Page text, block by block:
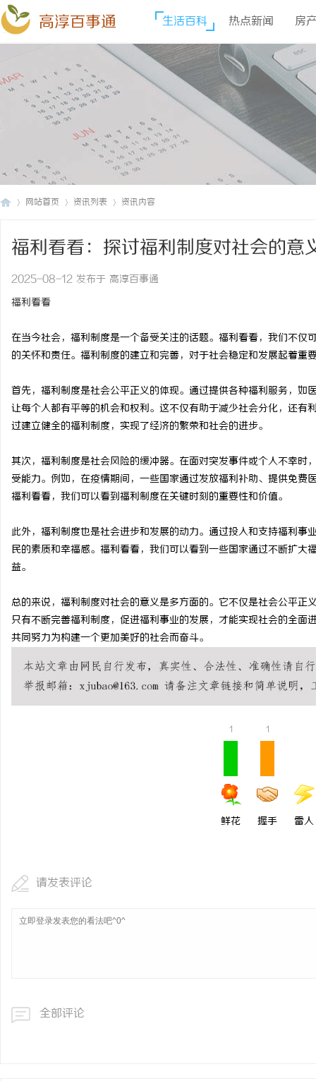
高淳百事通 生活百科 热点新闻 房
网站首页 资讯列表 资讯内容
福利看看：探讨福利制度对社会的意
2025-08-12 发布于 高淳百事通
福利看看
在当今社会，福利制度是一个备受关注的话题。福利看看，我们不
的关怀和责任。福利制度的建立和完善，对于社会稳定和发展起着重
首先，福利制度是社会公平正义的体现。通过提供各种福利服务，
让每个人都有平等的机会和权利。这不仅有助于减少社会分化，还
过建立健全的福利制度，实现了经济的繁荣和社会的进步。
其次，福利制度是社会风险的缓冲器。在面对突发事件或个人不幸
受能力。例如，在疫情期间，一些国家通过发放福利补助、提供免
福利看看，我们可以看到福利制度在关键时刻的重要性和价值。
此外，福利制度也是社会进步和发展的动力。通过投入和支持福利
民的素质和幸福感。福利看看，我们可以看到一些国家通过不断扩
益。
总的来说，福利制度对社会的意义是多方面的。它不仅是社会公平
只有不断完善福利制度，促进福利事业的发展，才能实现社会的全
共同努力为构建一个更加美好的社会而奋斗。
1
鲜花
1
握手 雷人
请发表评论
全部评论
揭秘！专业充电桩项目
哪些行业秘诀？